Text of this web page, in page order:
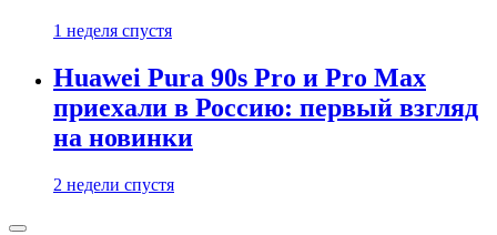
1 неделя спустя
Huawei Pura 90s Pro и Pro Max
приехали в Россию: первый взгляд
на новинки
2 недели спустя